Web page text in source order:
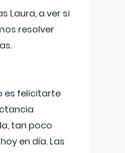
Laura, a ver si
resolver
es felicitarte
tan poco
en día. Las